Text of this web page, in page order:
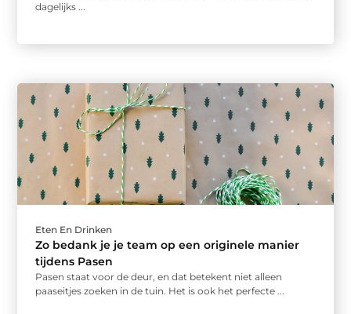
dagelijks ...
Eten En Drinken
Zo bedank je je team op een originele manier
tijdens Pasen
Pasen staat voor de deur, en dat betekent niet alleen
paaseitjes zoeken in de tuin. Het is ook het perfecte ...